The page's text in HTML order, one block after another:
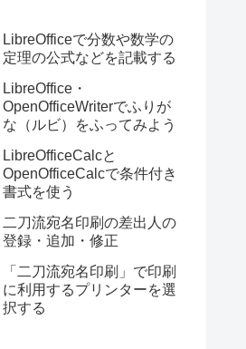
LibreOfficeで分数や数学の
定理の公式などを記載する
LibreOffice・
OpenOfficeWriterでふりが
な（ルビ）をふってみよう
LibreOfficeCalcと
OpenOfficeCalcで条件付き
書式を使う
二刀流宛名印刷の差出人の
登録・追加・修正
「二刀流宛名印刷」で印刷
に利用するプリンターを選
択する